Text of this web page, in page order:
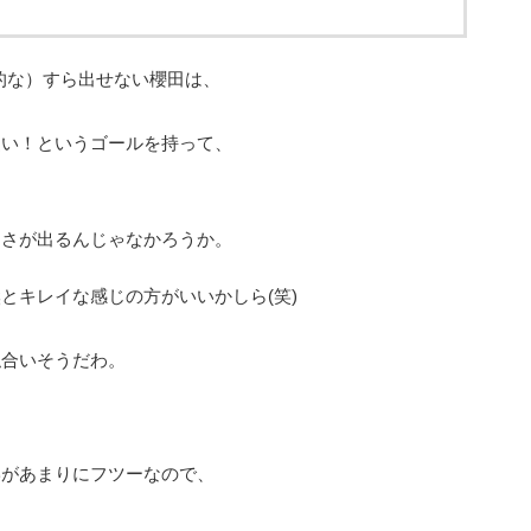
）すら出せない櫻田は、
！というゴールを持って、
が出るんじゃなかろうか。
キレイな感じの方がいいかしら(笑)
いそうだわ。
あまりにフツーなので、